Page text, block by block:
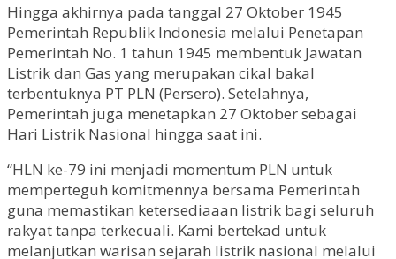
Hingga akhirnya pada tanggal 27 Oktober 1945
Pemerintah Republik Indonesia melalui Penetapan
Pemerintah No. 1 tahun 1945 membentuk Jawatan
Listrik dan Gas yang merupakan cikal bakal
terbentuknya PT PLN (Persero). Setelahnya,
Pemerintah juga menetapkan 27 Oktober sebagai
Hari Listrik Nasional hingga saat ini.
“HLN ke-79 ini menjadi momentum PLN untuk
memperteguh komitmennya bersama Pemerintah
guna memastikan ketersediaaan listrik bagi seluruh
rakyat tanpa terkecuali. Kami bertekad untuk
melanjutkan warisan sejarah listrik nasional melalui